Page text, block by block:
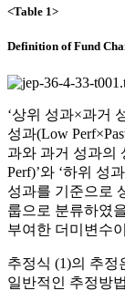
<Table 1>
Definition of Fund
‘상위 성과×과거
성과(Low
과와 과거 성과의
Perf)’와 ‘하위 성
성과를 기준으로
룹으로 분류하였
부여한 더미변수
추정식 (1)의 추정
일반적인 추정방